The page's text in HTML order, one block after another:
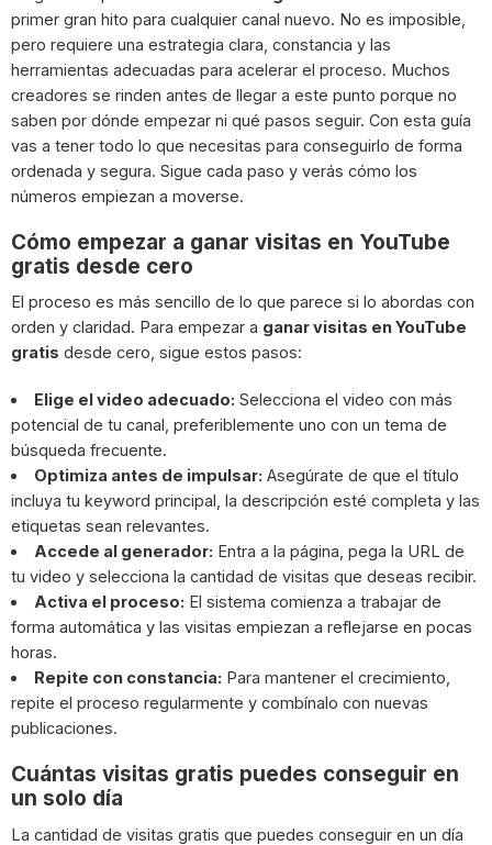
primer gran hito para cualquier canal nuevo. No es imposible,
pero requiere una estrategia clara, constancia y las
herramientas adecuadas para acelerar el proceso. Muchos
creadores se rinden antes de llegar a este punto porque no
saben por dónde empezar ni qué pasos seguir. Con esta guía
vas a tener todo lo que necesitas para conseguirlo de forma
ordenada y segura. Sigue cada paso y verás cómo los
números empiezan a moverse.
Cómo empezar a ganar visitas en YouTube
gratis desde cero
El proceso es más sencillo de lo que parece si lo abordas con
orden y claridad. Para empezar a ganar visitas en YouTube
gratis desde cero, sigue estos pasos:
Elige el video adecuado: Selecciona el video con más
potencial de tu canal, preferiblemente uno con un tema de
búsqueda frecuente.
Optimiza antes de impulsar: Asegúrate de que el título
incluya tu keyword principal, la descripción esté completa y las
etiquetas sean relevantes.
Accede al generador: Entra a la página, pega la URL de
tu video y selecciona la cantidad de visitas que deseas recibir.
Activa el proceso: El sistema comienza a trabajar de
forma automática y las visitas empiezan a reflejarse en pocas
horas.
Repite con constancia: Para mantener el crecimiento,
repite el proceso regularmente y combínalo con nuevas
publicaciones.
Cuántas visitas gratis puedes conseguir en
un solo día
La cantidad de visitas gratis que puedes conseguir en un día